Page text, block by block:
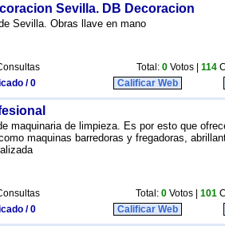
Sevilla. DB Decoracion
Sevilla. Obras llave en mano
Total: 0Votos | 114
/ 0 Calificar Web
maquinaria de limpieza. Es por esto que
maquinas barredoras y fregadoras,
Total: 0 Votos | 101
/ 0 Calificar Web